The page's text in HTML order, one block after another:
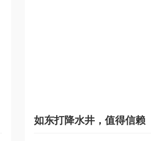
如东打降水井，值得信赖